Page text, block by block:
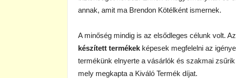
annak, amit ma Brendon Kötélként ismernek.
A minőség mindig is az elsődleges célunk volt.
készített termékek képesek megfelelni az
termékünk elnyerte a vásárlók és szakmai
mely megkapta a Kiváló Termék díjat.